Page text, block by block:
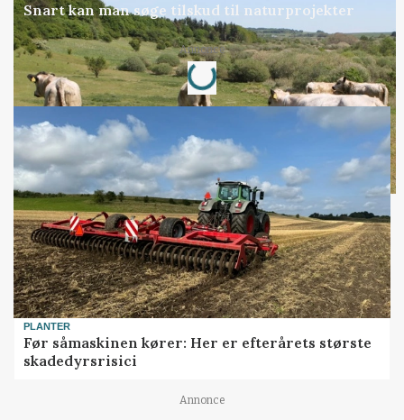
Snart kan man søge tilskud til naturprojekter
Annonce
Loading...
PLANTER
Før såmaskinen kører: Her er efterårets største
skadedyrsrisici
Annonce